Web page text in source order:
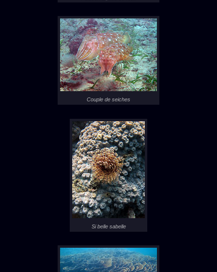
Couple de seiches
Si belle sabelle